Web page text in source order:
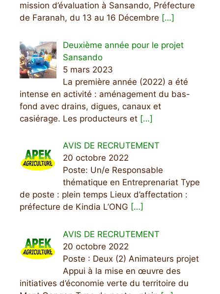
mission d’évaluation à Sansando, Préfecture
de Faranah, du 13 au 16 Décembre […]
Deuxième année pour le projet
Sansando
5 mars 2023
La première année (2022) a été
intense en activité : aménagement du bas-
fond avec drains, digues, canaux et
casiérage. Les producteurs et […]
AVIS DE RECRUTEMENT
20 octobre 2022
Poste: Un/e Responsable
thématique en Entreprenariat Type
de poste : plein temps Lieux d’affectation :
préfecture de Kindia L’ONG […]
AVIS DE RECRUTEMENT
20 octobre 2022
Poste : Deux (2) Animateurs projet
Appui à la mise en œuvre des
initiatives d’économie verte du territoire du